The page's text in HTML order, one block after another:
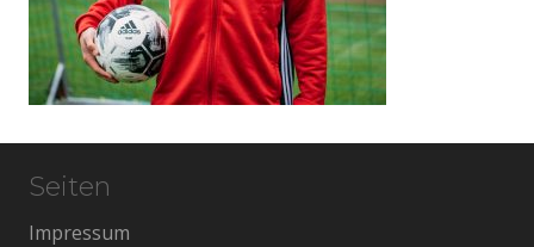
Seiten
Impressum